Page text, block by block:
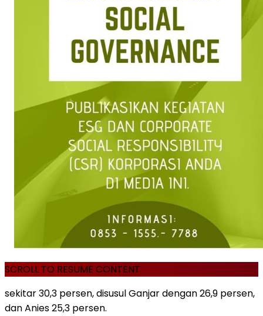
SCROLL TO RESUME CONTENT
sekitar 30,3 persen, disusul Ganjar dengan 26,9 persen,
dan Anies 25,3 persen.